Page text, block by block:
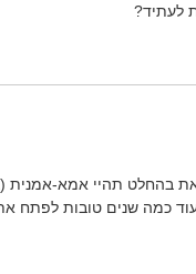
לעתיד?
בהחלט תהיי אמא-אמנית
כמה שנים טובות לפתח